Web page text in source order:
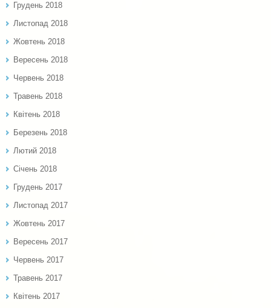
Грудень 2018
Листопад 2018
Жовтень 2018
Вересень 2018
Червень 2018
Травень 2018
Квітень 2018
Березень 2018
Лютий 2018
Січень 2018
Грудень 2017
Листопад 2017
Жовтень 2017
Вересень 2017
Червень 2017
Травень 2017
Квітень 2017